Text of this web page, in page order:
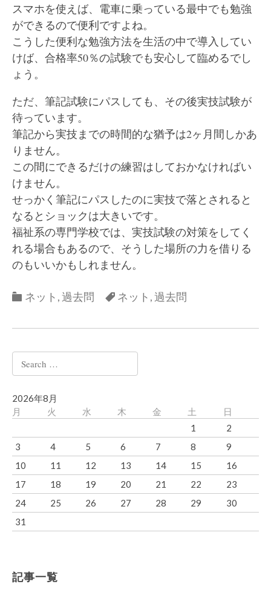
スマホを使えば、電車に乗っている最中でも勉強
ができるので便利ですよね。
こうした便利な勉強方法を生活の中で導入してい
けば、合格率50％の試験でも安心して臨めるでし
ょう。
ただ、筆記試験にパスしても、その後実技試験が
待っています。
筆記から実技までの時間的な猶予は2ヶ月間しかあ
りません。
この間にできるだけの練習はしておかなければい
けません。
せっかく筆記にパスしたのに実技で落とされると
なるとショックは大きいです。
福祉系の専門学校では、実技試験の対策をしてく
れる場合もあるので、そうした場所の力を借りる
のもいいかもしれません。
Categories
ネット ,過去問 Categories
ネット ,過去問
for:
2026年8月
月
火 水 木 金 土
日
1
2
3
4 5 6 7 8
9
10
11 12 13 14 15
16
17
18 19 20 21 22
23
24
25 26 27 28 29
30
31
記事一覧